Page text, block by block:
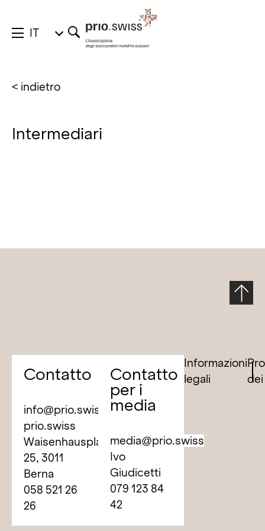
IT
< indietro
Intermediari
Contatto
info@prio.swiss
prio.swiss
Waisenhausplatz
25, 3011
Berna
058 521 26
26
Contatto
per i
media
media@prio.swiss
Ivo
Giudicetti
079 123 84
42
Informazioni
legali